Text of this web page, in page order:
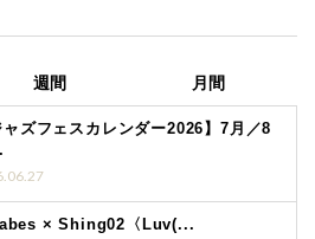
週間 月間
ャズフェスカレンダー2026】7月／8
× Shing02〈Luv(...